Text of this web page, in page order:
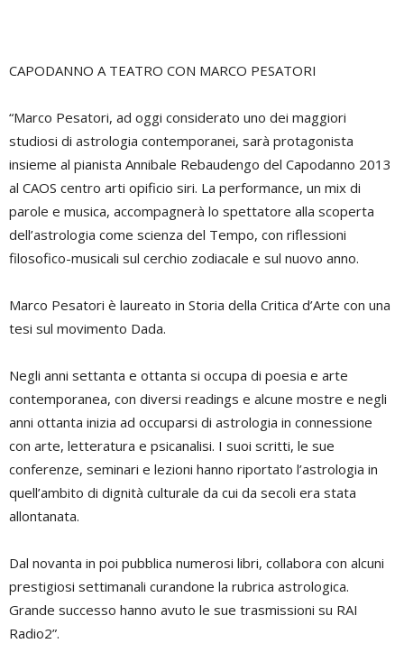
CAPODANNO A TEATRO CON MARCO PESATORI
“Marco Pesatori, ad oggi considerato uno dei maggiori
studiosi di astrologia contemporanei, sarà protagonista
insieme al pianista Annibale Rebaudengo del Capodanno 2013
al CAOS centro arti opificio siri. La performance, un mix di
parole e musica, accompagnerà lo spettatore alla scoperta
dell’astrologia come scienza del Tempo, con riflessioni
filosofico-musicali sul cerchio zodiacale e sul nuovo anno.
Marco Pesatori è laureato in Storia della Critica d’Arte con una
tesi sul movimento Dada.
Negli anni settanta e ottanta si occupa di poesia e arte
contemporanea, con diversi readings e alcune mostre e negli
anni ottanta inizia ad occuparsi di astrologia in connessione
con arte, letteratura e psicanalisi. I suoi scritti, le sue
conferenze, seminari e lezioni hanno riportato l’astrologia in
quell’ambito di dignità culturale da cui da secoli era stata
allontanata.
Dal novanta in poi pubblica numerosi libri, collabora con alcuni
prestigiosi settimanali curandone la rubrica astrologica.
Grande successo hanno avuto le sue trasmissioni su RAI
Radio2”.